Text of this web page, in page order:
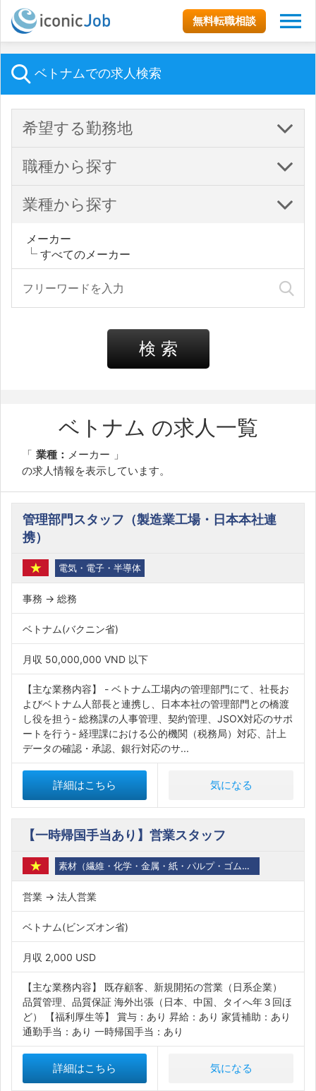
無料転職相談
ベトナムでの求人検索
希望する勤務地
職種から探す
業種から探す
メーカー
すべてのメーカー
検 索
ベトナム の求人一覧
業種： メーカー
の求人情報を表示しています。
管理部門スタッフ（製造業工場・日本本社連
携）
電気・電子・半導体
事務 → 総務
ベトナム(バクニン省)
月収 50,000,000 VND 以下
【主な業務内容】 - ベトナム工場内の管理部門にて、社長お
よびベトナム人部長と連携し、日本本社の管理部門との橋渡
し役を担う- 総務課の人事管理、契約管理、JSOX対応のサポ
ートを行う- 経理課における公的機関（税務局）対応、計上
データの確認・承認、銀行対応のサ...
詳細はこちら 気になる
【一時帰国手当あり】営業スタッフ
素材（繊維・化学・金属・紙・パルプ・ゴム・石油・バイオ）
営業 → 法人営業
ベトナム(ビンズオン省)
月収 2,000 USD
【主な業務内容】 既存顧客、新規開拓の営業（日系企業）
品質管理、品質保証 海外出張（日本、中国、タイへ年３回ほ
ど） 【福利厚生等】 賞与：あり 昇給：あり 家賃補助：あり
通勤手当：あり 一時帰国手当：あり
詳細はこちら 気になる